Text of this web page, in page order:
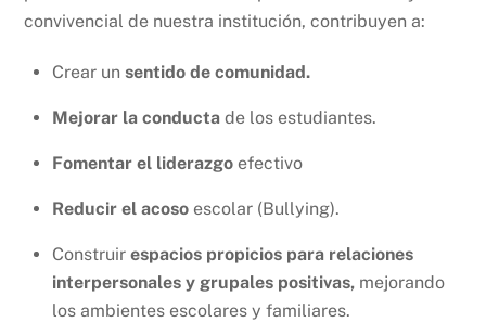
convivencial de nuestra institución, contribuyen a:
Crear un sentido de comunidad.
Mejorar la conducta de los estudiantes.
Fomentar el liderazgo efectivo
Reducir el acoso escolar (Bullying).
Construir espacios propicios para relaciones
interpersonales y grupales positivas, mejorando
los ambientes escolares y familiares.